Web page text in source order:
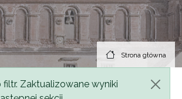
Strona główna
Zaktualizowane wyniki